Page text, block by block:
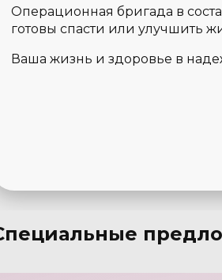
Операционная бригада в
готовы спасти или улучшить
Ваша жизнь и здоровье в